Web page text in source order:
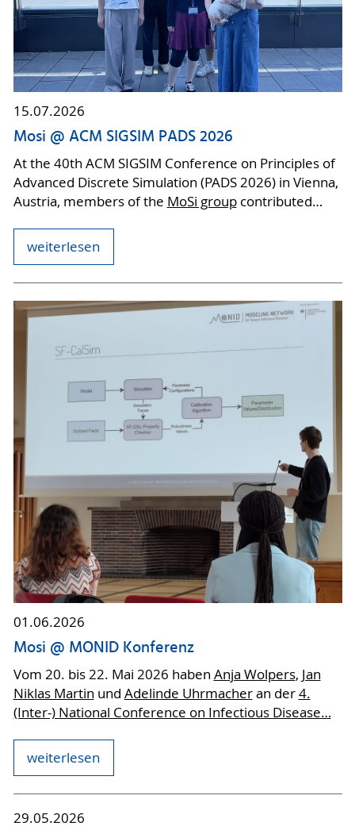
15.07.2026
Mosi @ ACM SIGSIM PADS 2026
At the 40th ACM SIGSIM Conference on Principles of
Advanced Discrete Simulation (PADS 2026) in Vienna,
Austria, members of the MoSi groupcontributed…
weiterlesen
01.06.2026
Mosi @ MONID Konferenz
Vom 20. bis 22. Mai 2026 haben Anja Wolpers, Jan
Niklas Martin und Adelinde Uhrmacheran der4.
(Inter-) National Conference on Infectious Disease…
weiterlesen
29.05.2026